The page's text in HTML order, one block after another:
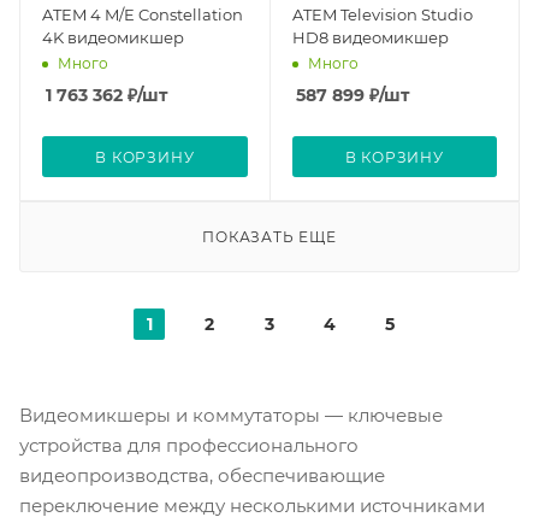
ATEM 4 M/E Constellation
4K видеомикшер
Много
1 763 362 ₽/шт
В КОРЗИНУ
ATEM Television Studio
HD8 видеомикшер
Много
587 899₽/шт
В КОРЗИНУ
ПОКАЗАТЬ ЕЩЕ
1 2 3 4 5
Видеомикшеры и коммутаторы — ключевые
устройства для профессионального
видеопроизводства, обеспечивающие
переключение между несколькими источниками